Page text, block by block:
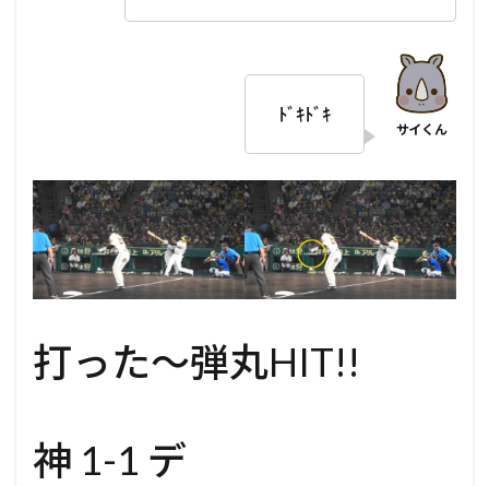
ﾄﾞｷﾄﾞｷ
打った～弾丸HIT!!
神 1-1 デ